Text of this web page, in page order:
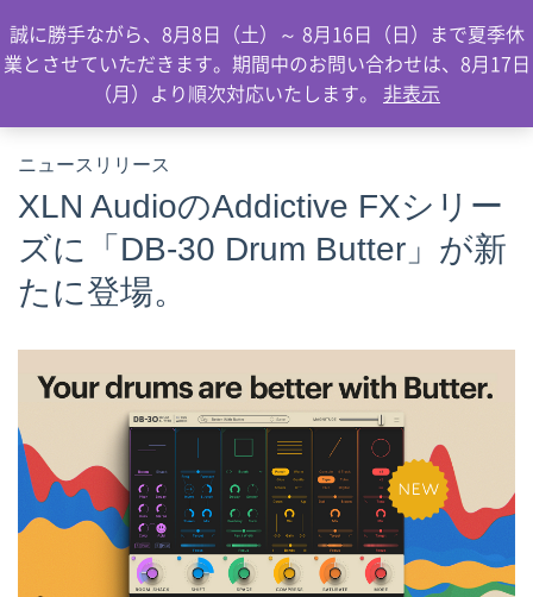
0
ニュースリリース
XLN AudioのAddictive FXシリー
ズに「DB-30 Drum Butter」が新
たに登場。
誠に勝手ながら、8月8日（土）～ 8月16日（日）まで夏季休
業とさせていただきます。期間中のお問い合わせは、8月17日
（月）より順次対応いたします。 非表示